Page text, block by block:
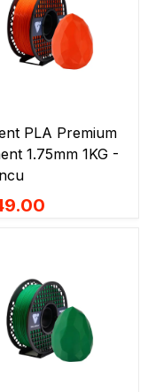
PLA Premium
1.75mm 1KG -